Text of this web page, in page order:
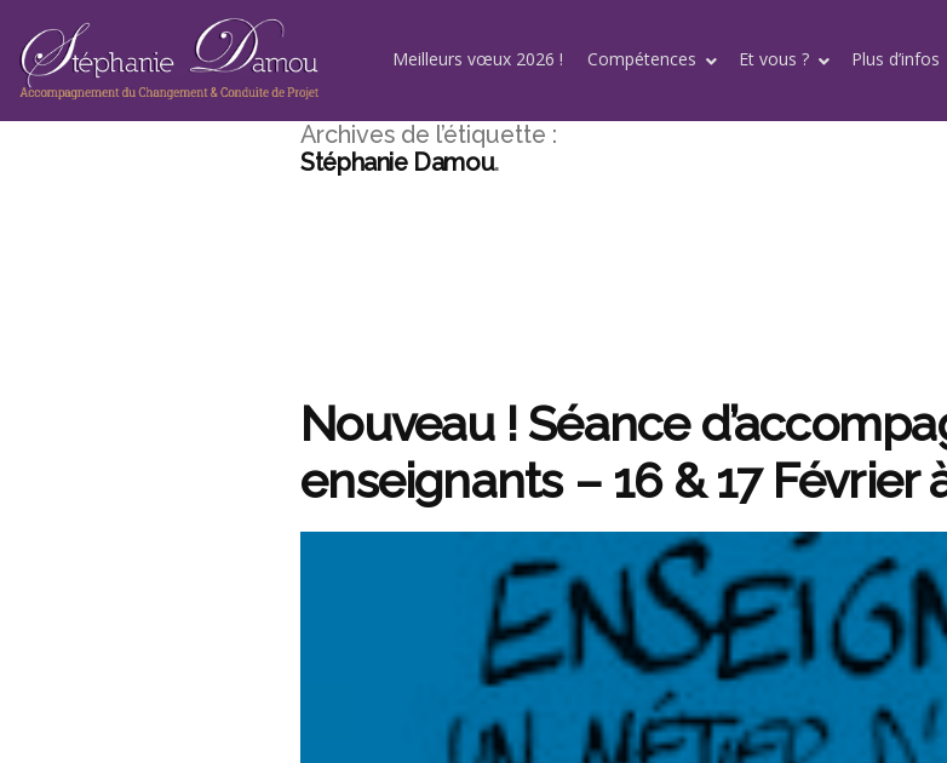
au
contenu
Meilleurs vœux 2026 ! Compétences Et vous ? Plus d’infos
Archives de l’étiquette :
Stéphanie Damou
Nouveau ! Séance
enseignants – 16 & 17 Février